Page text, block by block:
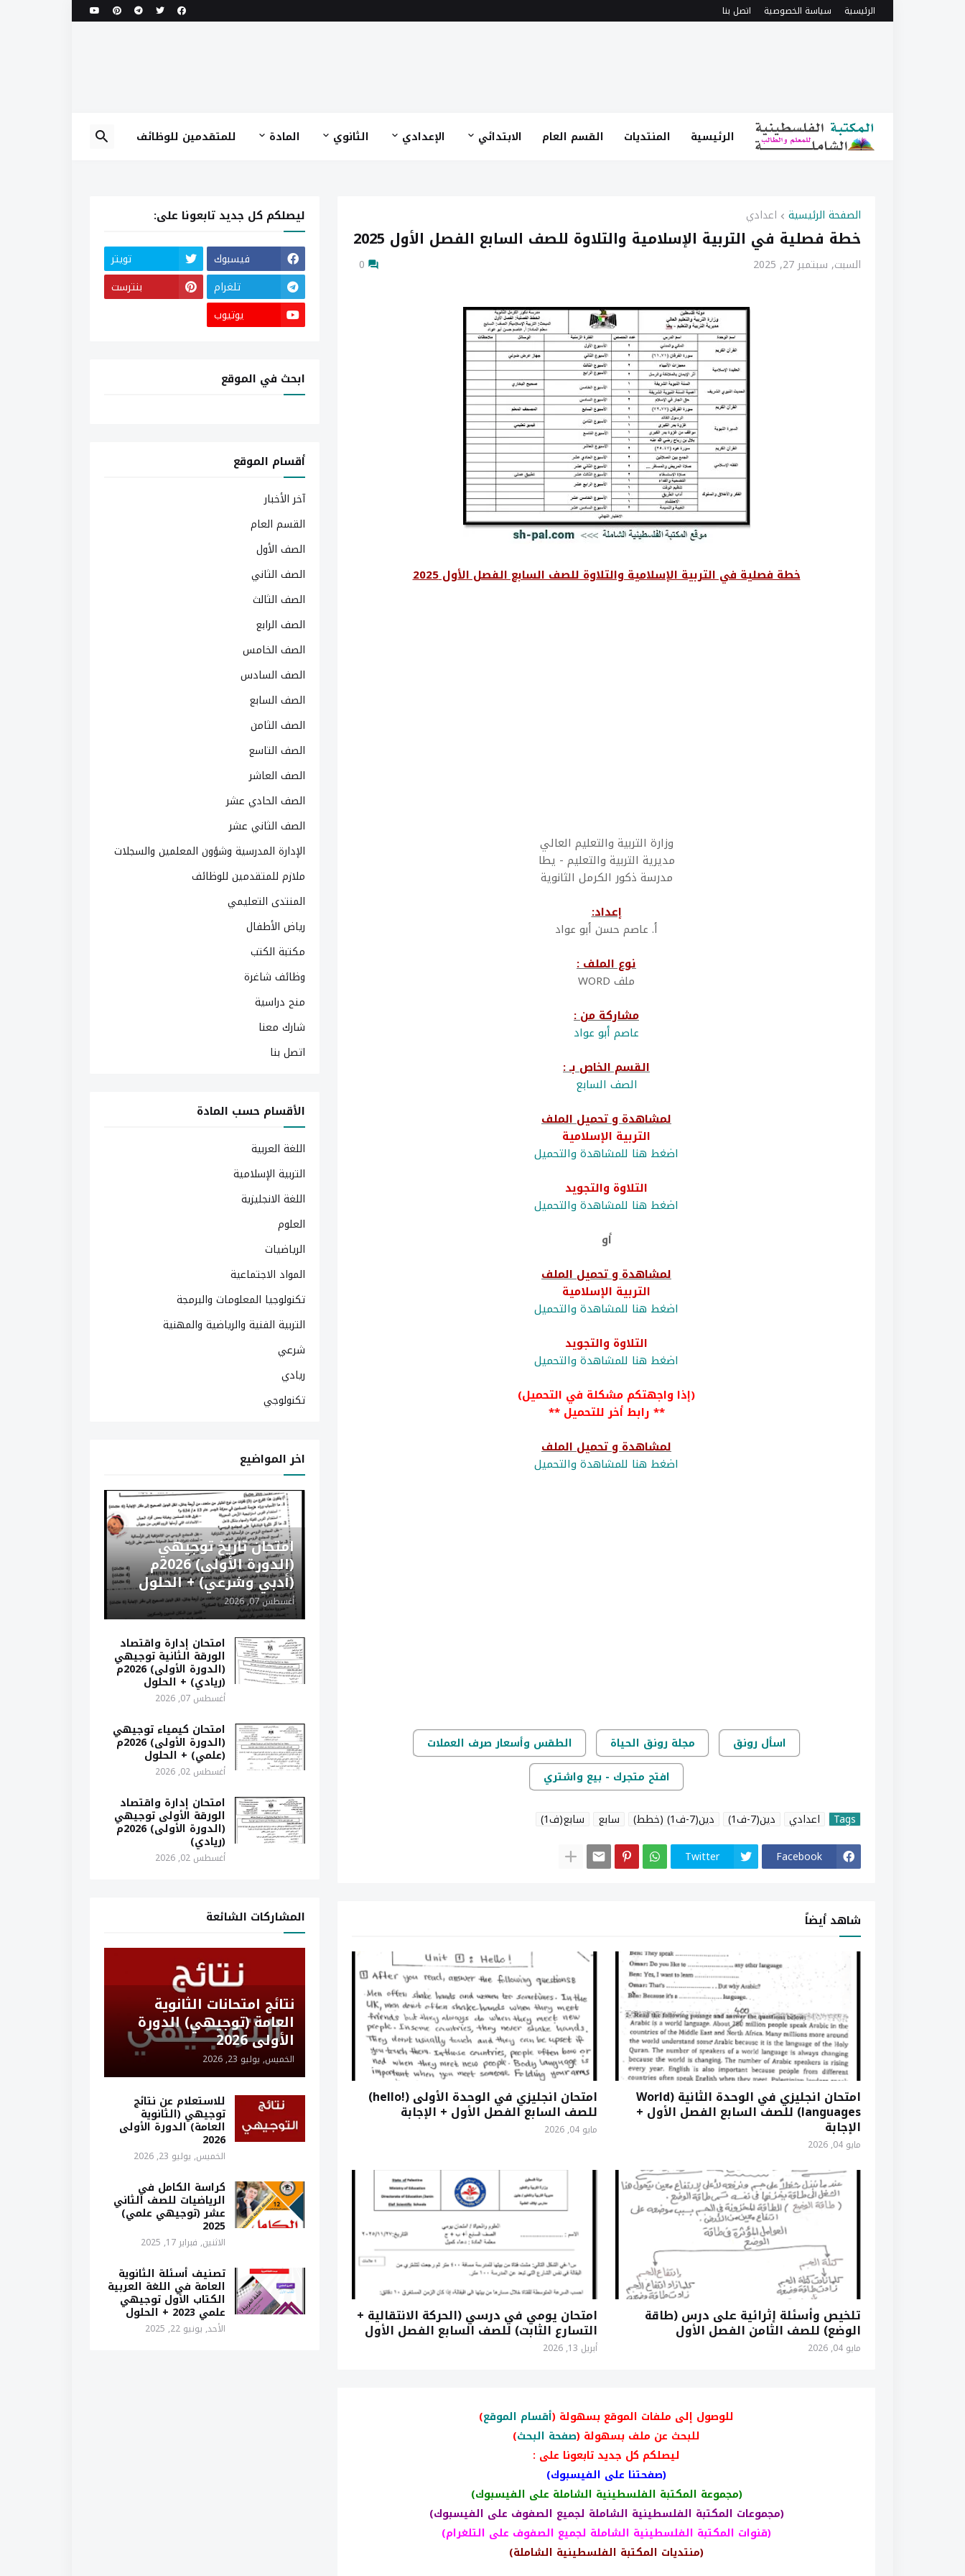
الرئيسية سياسة الخصوصية اتصل بنا
الرئيسية المنتديات القسم العام الابتدائي الإعدادي الثانوي المادة للمتقدمين للوظائف
الصفحة الرئيسية اعدادي
خطة فصلية في التربية الإسلامية والتلاوة للصف السابع الفصل الأول 2025
السبت, سبتمبر 27, 2025 0
خطة فصلية في التربية الإسلامية والتلاوة للصف السابع الفصل الأول 2025
وزارة التربية والتعليم العالي
مديرية التربية والتعليم - يطا
مدرسة ذكور الكرمل الثانوية
إعداد:
أ. عاصم حسن أبو عواد
نوع الملف :
ملف WORD
مشاركة من :
عاصم أبو عواد
القسم الخاص بـ :
الصف السابع
لمشاهدة و تحميل الملف
التربية الإسلامية
اضغط هنا للمشاهدة والتحميل
التلاوة والتجويد
اضغط هنا للمشاهدة والتحميل
أو
لمشاهدة و تحميل الملف
التربية الإسلامية
اضغط هنا للمشاهدة والتحميل
التلاوة والتجويد
اضغط هنا للمشاهدة والتحميل
(إذا واجهتكم مشكلة في التحميل)
** رابط أخر للتحميل **
لمشاهدة و تحميل الملف
اضغط هنا للمشاهدة والتحميل
اسأل رونق مجلة رونق الحياة
الطقس وأسعار صرف العملات
افتح متجرك - بيع واشتري
Tags اعدادي دين(7-ف1) دين(7-ف1) (خطط) سابع
سابع(ف1)
Facebook
Twitter
شاهد أيضاً
امتحان انجليزي في الوحدة الثانية (World
languages) للصف السابع الفصل الأول +
الإجابة
مايو 04, 2026
امتحان انجليزي في الوحدة الأولى (!hello)
للصف السابع الفصل الأول + الإجابة
مايو 04, 2026
تلخيص وأسئلة إثرائية على درس (طاقة
الوضع) للصف الثامن الفصل الأول
مايو 04, 2026
امتحان يومي في درسي (الحركة الانتقالية +
التسارع الثابت) للصف السابع الفصل الأول
أبريل 13, 2026
للوصول إلى ملفات الموقع بسهولة (أقسام الموقع)
للبحث عن ملف بسهولة (صفحة البحث)
ليصلكم كل جديد تابعونا على :
(صفحتنا على الفيسبوك)
(مجموعة المكتبة الفلسطينية الشاملة على الفيسبوك)
(مجموعات المكتبة الفلسطينية الشاملة لجميع الصفوف على الفيسبوك)
(قنوات المكتبة الفلسطينية الشاملة لجميع الصفوف على التلغرام)
(منتديات المكتبة الفلسطينية الشاملة)
ليصلكم كل جديد تابعونا على:
فيسبوك
تويتر
تلغرام
بنترست
يوتيوب
ابحث في الموقع
أقسام الموقع
آخر الأخبار
القسم العام
الصف الأول
الصف الثاني
الصف الثالث
الصف الرابع
الصف الخامس
الصف السادس
الصف السابع
الصف الثامن
الصف التاسع
الصف العاشر
الصف الحادي عشر
الصف الثاني عشر
الإدارة المدرسية وشؤون المعلمين والسجلات
ملازم للمتقدمين للوظائف
المنتدى التعليمي
رياض الأطفال
مكتبة الكتب
وظائف شاغرة
منح دراسية
شارك معنا
اتصل بنا
الأقسام حسب المادة
اللغة العربية
التربية الإسلامية
اللغة الانجليزية
العلوم
الرياضيات
المواد الاجتماعية
تكنولوجيا المعلومات والبرمجة
التربية الفنية والرياضية والمهنية
شرعي
ريادي
تكنولوجي
اخر المواضيع
امتحان تاريخ توجيهي
(الدورة الأولى) 2026م
(أدبي وشرعي) + الحلول
أغسطس 07, 2026
امتحان إدارة واقتصاد
الورقة الثانية توجيهي
(الدورة الأولى) 2026م
(ريادي) + الحلول
أغسطس 07, 2026
امتحان كيمياء توجيهي
(الدورة الأولى) 2026م
(علمي) + الحلول
أغسطس 02, 2026
امتحان إدارة واقتصاد
الورقة الأولى توجيهي
(الدورة الأولى) 2026م
(ريادي)
أغسطس 02, 2026
المشاركات الشائعة
نتائج امتحانات الثانوية
العامة (توجيهي) الدورة
الأولى 2026
الخميس, يوليو 23, 2026
للاستعلام عن نتائج
توجيهي (الثانوية
العامة) الدورة الأولى
2026
الخميس, يوليو 23, 2026
كراسة الكامل في
الرياضيات للصف الثاني
عشر (توجيهي علمي)
2025
الاثنين, فبراير 17, 2025
تصنيف أسئلة الثانوية
العامة في اللغة العربية
الكتاب الأول توجيهي
علمي 2023 + الحلول
الأحد, يونيو 22, 2025